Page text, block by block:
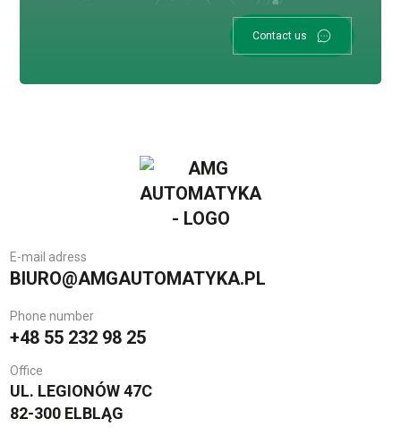
Contact us
E-mail adress
BIURO@AMGAUTOMATYKA.PL
Phone number
+48 55 232 98 25
Office
UL. LEGIONÓW 47C
82-300 ELBLĄG